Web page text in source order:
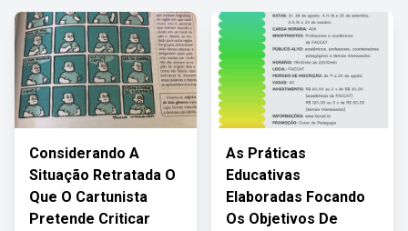
Considerando A
Situação Retratada O
Que O Cartunista
Pretende Criticar
As Práticas
Educativas
Elaboradas Focando
Os Objetivos De